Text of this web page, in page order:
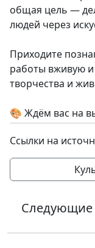
общая цель —
людей через
Приходите
работы вживую
творчества и
🎨 Ждём вас на
Ссылки на
Следующие